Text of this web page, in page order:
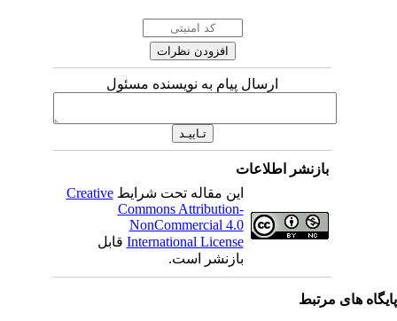
ارسال پیام به نویسنده مسئول
بازنشر اطلاعات
این مقاله تحت شرایطCreative
Commons Attribution-
NonCommercial 4.0
International Licenseقابل
بازنشر است.
های مرتبط